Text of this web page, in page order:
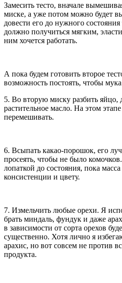
Замесить тесто, вначале
миске, а уже потом можно будет
довести его до нужного
должно получиться мягким,
ним хочется работать.
А пока будем готовить второе
возможность постоять, чтобы
5. Во вторую миску разбить яйцо,
растительное масло. На этом
перемешивать.
6. Всыпать какао-порошок, его
просеять, чтобы не было
лопаткой до состояния, пока
консистенции и цвету.
7. Измельчить любые орехи. Я
брать миндаль, фундук и даже
в зависимости от сорта орехов
существенно. Хотя лично я
арахис, но вот совсем не против
продукта.